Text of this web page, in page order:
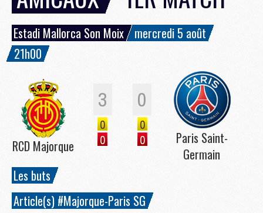
Estadi Mallorca Son Moix
mercredi 5 août
21h00
RCD Majorque
3 0
0
0
0
0
Paris Saint-
Germain
Les buts
Article(s) #Majorque-Paris SG